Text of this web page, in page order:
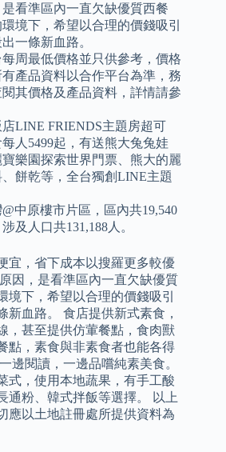
看準區內一直欠缺優質西餐
境下，希望以合理的價錢吸引
一條新血路。
周最低價格並只供參考，價格
產品資料以合作平台為準，務
其價格及產品資料，詳情請參
LINE FRIENDS主題房超可
人5499起，有送熊大兔兔娃
樂園探索世界門票、熊大的麗
餅乾等，全台獨創LINE主題
中原樓市片區，區內共19,540
及人口共131,188人。
宜，省下成本以搜羅更多較優
因，是看準區內一直欠缺優質
境下，希望以合理的價錢吸引
新血路。 食店提供新式素食，
，甚至提供仿葷餐點，食肉獸
點，素食與非素食者也能各得
邊閱讀，一邊品嚐純素美食。
式，使用本地蔬果，有手工酸
通粉、韓式拌飯等選擇。 以上
應以土地註冊處所提供資料為